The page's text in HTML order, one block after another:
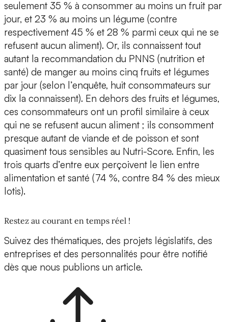
seulement 35 % à consommer au moins un fruit par
jour, et 23 % au moins un légume (contre
respectivement 45 % et 28 % parmi ceux qui ne se
refusent aucun aliment). Or, ils connaissent tout
autant la recommandation du PNNS (nutrition et
santé) de manger au moins cinq fruits et légumes
par jour (selon l’enquête, huit consommateurs sur
dix la connaissent). En dehors des fruits et légumes,
ces consommateurs ont un profil similaire à ceux
qui ne se refusent aucun aliment ; ils consomment
presque autant de viande et de poisson et sont
quasiment tous sensibles au Nutri-Score. Enfin, les
trois quarts d’entre eux perçoivent le lien entre
alimentation et santé (74 %, contre 84 % des mieux
lotis).
Restez au courant en temps réel !
Suivez des thématiques, des projets législatifs, des
entreprises et des personnalités pour être notifié
dès que nous publions un article.